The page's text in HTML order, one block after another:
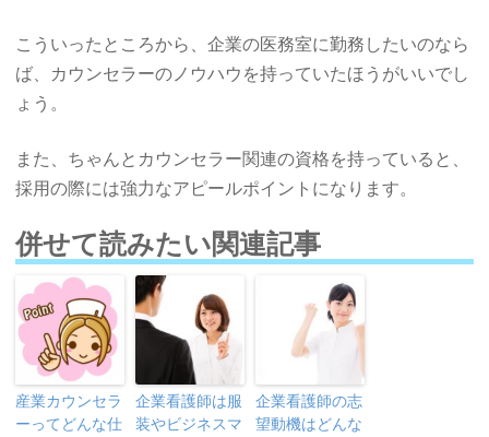
こういったところから、企業の医務室に勤務したいのなら
ば、カウンセラーのノウハウを持っていたほうがいいでし
ょう。
また、ちゃんとカウンセラー関連の資格を持っていると、
採用の際には強力なアピールポイントになります。
併せて読みたい関連記事
産業カウンセラ
ーってどんな仕
企業看護師は服
装やビジネスマ
企業看護師の志
望動機はどんな